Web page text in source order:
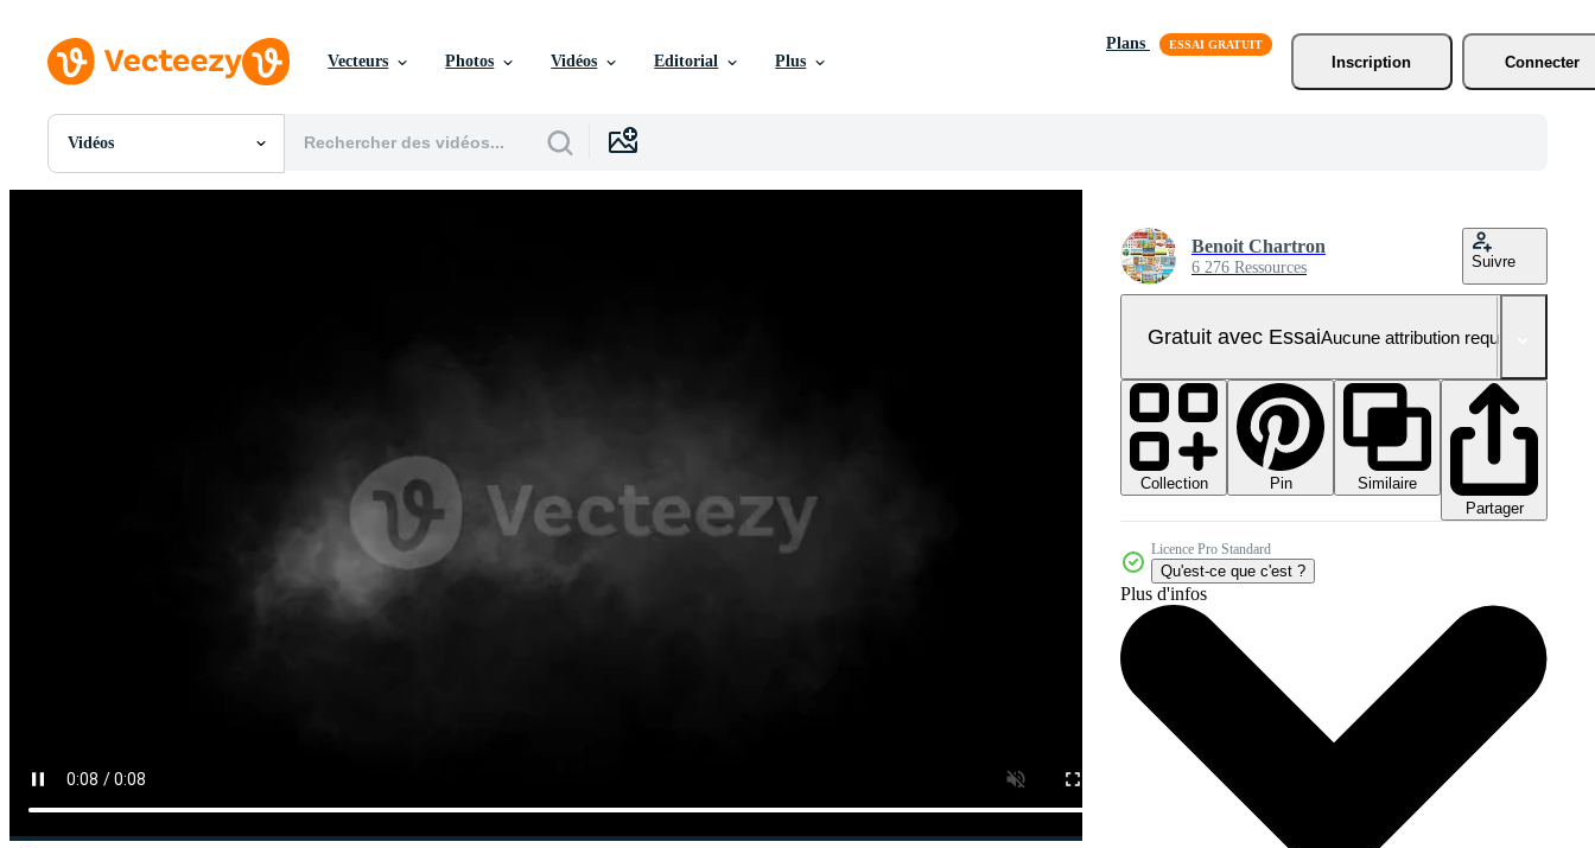
Vecteurs Photos Vidéos Editorial Plus
Plans
Inscription
Connecter
Vidéos
Toutes Images
Benoit Chartron
6 276 Ressources Suivre
Gratuit avec EssaiAucune attribution requise
Collection Pin
Similaire
Partager
Licence Pro Standard
Qu'est-ce que c'est ?
Plus d'infos